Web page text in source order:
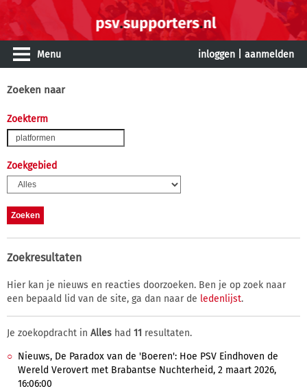
Menu inloggen aanmelden
Zoeken naar
Zoekterm
Zoekgebied
Zoekresultaten
Hier kan je nieuws en reacties doorzoeken. Ben je op zoek naar
een bepaald lid van de site, ga dan naar de ledenlijst.
Je zoekopdracht in Alles had 11 resultaten.
Nieuws, De Paradox van de 'Boeren': Hoe PSV Eindhoven de
Wereld Verovert met Brabantse Nuchterheid, 2 maart 2026,
16:06:00